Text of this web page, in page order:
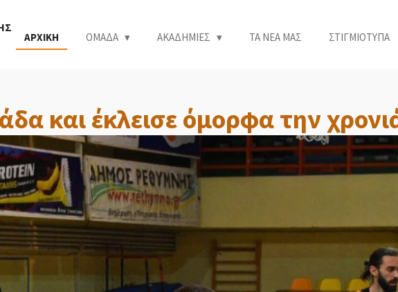
ΑΡΧΙΚΗ ΟΜΑΔΑ ΑΚΑΔΗΜΙΕΣ ΤΑ ΝΕΑ ΜΑΣ ΣΤΙΓΜΙΟΤΥΠΑ
και έκλεισε όμορφα την